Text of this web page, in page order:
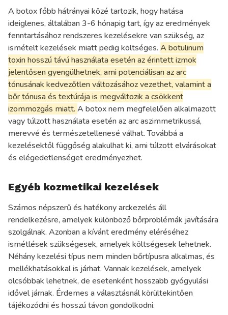
A botox főbb hátrányai közé tartozik, hogy hatása
ideiglenes, általában 3-6 hónapig tart, így az eredmények
fenntartásához rendszeres kezelésekre van szükség, az
ismételt kezelések miatt pedig költséges. A botulinum
toxin hosszú távú használata esetén az érintett izmok
jelentősen gyengülhetnek, ami potenciálisan az arc
tónusának kedvezőtlen változásához vezethet, valamint a
bőr tónusa és textúrája is megváltozik a csökkent
izommozgás miatt. A botox nem megfelelően alkalmazott
vagy túlzott használata esetén az arc aszimmetrikussá,
merevvé és természetellenesé válhat. Továbbá a
kezelésektől függőség alakulhat ki, ami túlzott elvárásokat
és elégedetlenséget eredményezhet.
Egyéb kozmetikai kezelések
Számos népszerű és hatékony arckezelés áll
rendelkezésre, amelyek különböző bőrproblémák javítására
szolgálnak. Azonban a kívánt eredmény eléréséhez
ismétlések szükségesek, amelyek költségesek lehetnek.
Néhány kezelési típus nem minden bőrtípusra alkalmas, és
mellékhatásokkal is járhat. Vannak kezelések, amelyek
olcsóbbak lehetnek, de esetenként hosszabb gyógyulási
idővel járnak. Érdemes a választásnál körültekintően
tájékozódni és hosszú távon gondolkodni.